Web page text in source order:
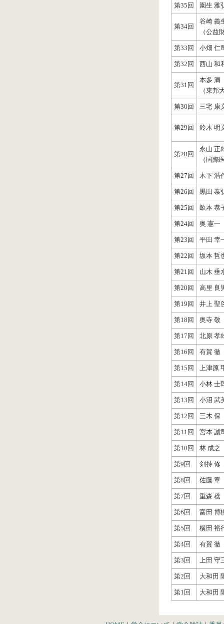
第35回 園生 雅
第34回
谷崎 義
（公益
第33回 小畑 仁
第32回 西山 和
第31回
本多 満
（東邦
第30回 三宅 康
第29回 鈴木 明
第28回
永山 正
（国際
第27回 木下 浩
第26回 黒田 泰
第25回 畝本 恭
第24回 奥 憲一
第23回 平田 幸
第22回 坂本 哲
第21回 山木 垂
第20回 高里 良
第19回 井上 聖
第18回 奥寺 敬
第17回 北原 孝
第16回 有賀 徹
第15回 上津原
第14回 小林 士
第13回 小沼 武
第12回 三木 保
第11回 宮本 誠
第10回 林 成之
第9回 剣持 修
第8回 佐藤 章
第7回 重森 稔
第6回 富田 博
第5回 横田 裕
第4回 有賀 徹
第3回 上田 守
第2回 大和田
第1回 大和田